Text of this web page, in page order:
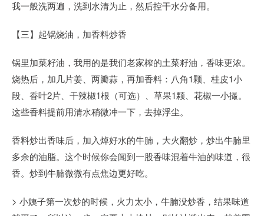
我一般洗两遍，洗到水清为止，然后控干水分备用。
【三】起锅烧油，加香料炒香
锅里加菜籽油，我用的是我们老家榨的土菜籽油，香味更浓。
烧热后，加几片姜、两瓣蒜，再加香料：八角1颗、桂皮1小
段、香叶2片、干辣椒1根（可选）、草果1颗、花椒一小撮。
这些香料提前用清水稍微冲一下，去掉浮尘。
香料炒出香味后，加入焯好水的牛腩，大火翻炒，炒出牛腩里
多余的油脂。这个时候你会闻到一股香味混着牛油的味道，很
香。炒到牛腩微微有点焦边更好吃。
> 小姨子第一次炒的时候，火力太小，牛腩没炒香，结果味道